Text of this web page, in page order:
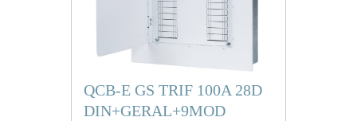
QCB-E GS TRIF 100A 28D
DIN+GERAL+9MOD